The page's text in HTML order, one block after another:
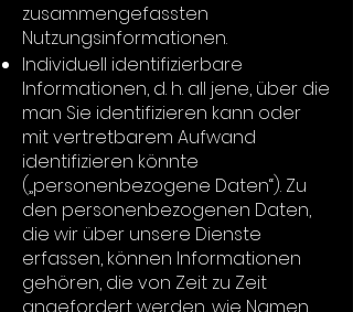
zusammengefassten
Nutzungsinformationen.
Individuell identifizierbare
Informationen, d. h. all jene, über die
man Sie identifizieren kann oder
mit vertretbarem Aufwand
identifizieren könnte
(„personenbezogene Daten“). Zu
den personenbezogenen Daten,
die wir über unsere Dienste
erfassen, können Informationen
gehören, die von Zeit zu Zeit